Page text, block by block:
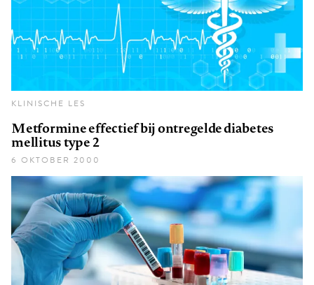
KLINISCHE LES
Metformine effectief bij ontregelde diabetes
mellitus type 2
6 OKTOBER 2000